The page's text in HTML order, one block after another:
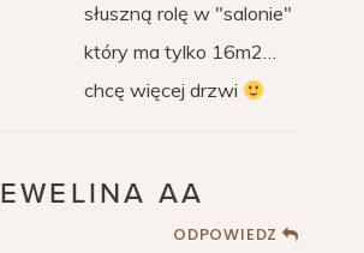
słuszną rolę w "salonie"
który ma tylko 16m2…
chcę więcej drzwi
EWELINA AA
ODPOWIEDZ